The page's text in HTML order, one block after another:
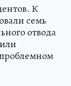
К
семь
отвода